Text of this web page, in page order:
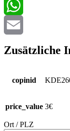
Facebook
WhatsApp
Zusätzliche
copinid
price_value 3€
Ort / PLZ